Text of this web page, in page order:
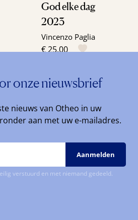
God elke dag
2023
Vincenzo Paglia
€ 25,00
onze nieuwsbrief
nieuws van Otheo in uw
aan met uw e-mailadres.
verstuurd en met niemand gedeeld.